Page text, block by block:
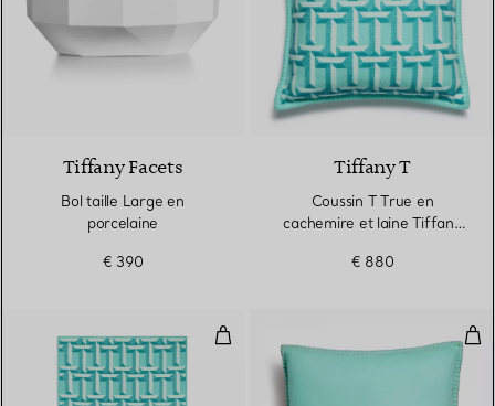
Tiffany Facets
Bol taille Large en
porcelaine
€ 390
Tiffany T
Coussin T True en
cachemire et laine Tiffany
€ 880
Couverture T True en